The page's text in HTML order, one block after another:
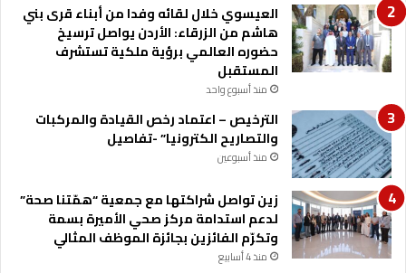
العيسوي خلال لقائه وفدا من أبناء قرى بني
هاشم من الزرقاء: الأردن يواصل ترسيخ
حضوره العالمي برؤية ملكية تستشرف
المستقبل
منذ أسبوع واحد
الترخيص – اعتماد رخص القيادة والمركبات
والتصاريح الكترونيا” -تفاصيل
منذ أسبوعين
زين تواصل شراكتها مع جمعية “همّتنا صحة”
لدعم استدامة مركز صحي الأميرة بسمة
وتكرّم الفائزين بجائزة الموظف المثالي
منذ 4 أسابيع